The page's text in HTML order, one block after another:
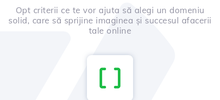
Opt criterii ce te vor ajuta să alegi un domeniu
solid, care să sprijine imaginea și succesul afacerii
tale online